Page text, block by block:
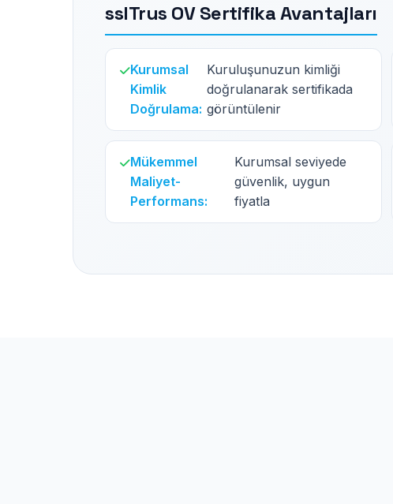
sslTrus OV Sertifika Avantajları
Kurumsal
Kimlik
Doğrulama:
Kuruluşunuzun kimliği
doğrulanarak sertifikada
görüntülenir
Mükemmel
Maliyet-
Performans:
Kurumsal seviyede
güvenlik, uygun
fiyatla